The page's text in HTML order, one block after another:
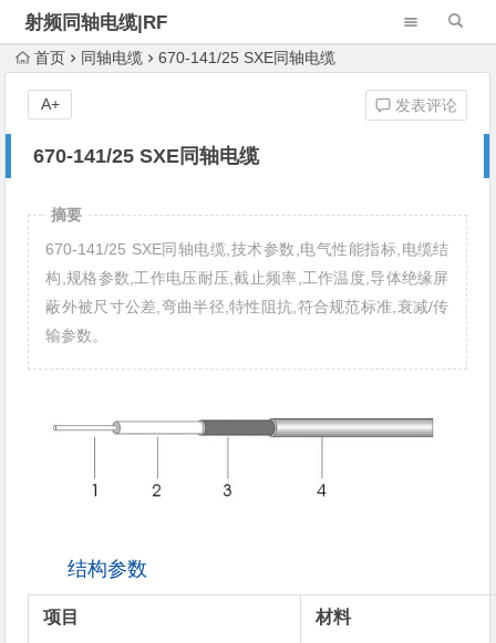
射频同轴电缆|RF
Cable Assembly
首页 同轴电缆 670-141/25 SXE同轴电缆
670-141/25 SXE同轴电缆
发表评论
A+
摘要
670-141/25 SXE同轴电缆,技术参数,电气性能指标,电缆结
构,规格参数,工作电压耐压,截止频率,工作温度,导体绝缘屏
蔽外被尺寸公差,弯曲半径,特性阻抗,符合规范标准,衰减/传
输参数。
结构参数
项目 材料